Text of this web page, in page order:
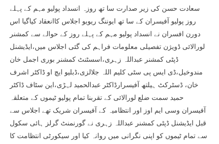
سعادت حسن کی زیر صدارت سا تھ روزہ انسداد پولیو مہم کے پہلے
روز پولیو آفیسران کے سا تھ ایوننگ ریویو اجلاس کاانعقاد کیاگیا اس
دورن افسران نے انسداد پولیو مہم کے پہلے روز کے حوالے سے کمشنر
لورالائی ڈویژن تفصیلی معلومات فراہم کی گئی اجلاس میں،ایڈیشنل
ڈپٹی کمشنر عبداللہ زہری،اسسٹنٹ کمشنر بوری اجمل خان
مندوخیل،ڈی ایس پی سٹی کلیم اللہ جلالزی،ڈبلیو ایچ او ڈاکٹر اشرف
خان، ڈسٹرکٹ ہیلتھ آفیسرارڈاکٹر عبدالحمید لہڑی،این سٹاف ڈاکٹر
حمید سمت ضلع لورالائی کے تقربنا تمام پولیو ٹیموں کے متعلقہ
آفیسران وسی ایم اوز اور انتظامیہ کے آفیسران شریک تھے اجلاس سے
قبل ایڈیشنل ڈپٹی کمشنر عبداللہ زہری نے گورنمنٹ گرلز ہائی سکول
سے تمام ٹیموں کو اپنی نگرانی میں روانہ کیا اور سیکورٹی انتظامت کا